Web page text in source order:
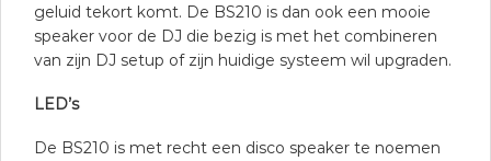
geluid tekort komt. De BS210 is dan ook een mooie
speaker voor de DJ die bezig is met het combineren
van zijn DJ setup of zijn huidige systeem wil upgraden.
LED’s
De BS210 is met recht een disco speaker te noemen